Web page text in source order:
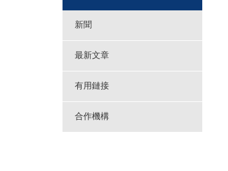
新聞
最新文章
有用鏈接
合作機構